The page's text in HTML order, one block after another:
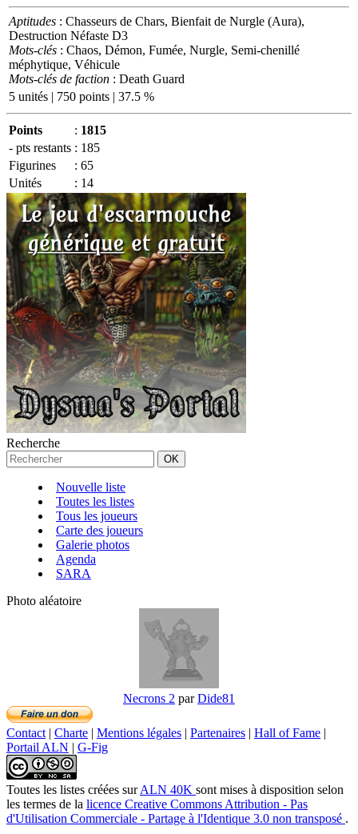
Aptitudes : Chasseurs de Chars, Bienfait de Nurgle (Aura),
Destruction Néfaste D3
Mots-clés : Chaos, Démon, Fumée, Nurgle, Semi-chenillé
méphytique, Véhicule
Mots-clés de faction : Death Guard
5 unités | 750 points | 37.5 %
Points : 1815
- pts restants : 185
Figurines
: 65
Unités
: 14
Recherche
Nouvelle liste
Toutes les listes
Tous les joueurs
Carte des joueurs
Galerie photos
Agenda
SARA
Photo aléatoire
Necrons 2 parDide81
Contact | Charte | Mentions légales | Partenaires | Hall of Fame |
Portail ALN | G-Fig
Toutes les listes créées surALN 40K sont mises à disposition selon
les termes de la licence Creative Commons Attribution - Pas
d'Utilisation Commerciale - Partage à l'Identique 3.0 non transposé .